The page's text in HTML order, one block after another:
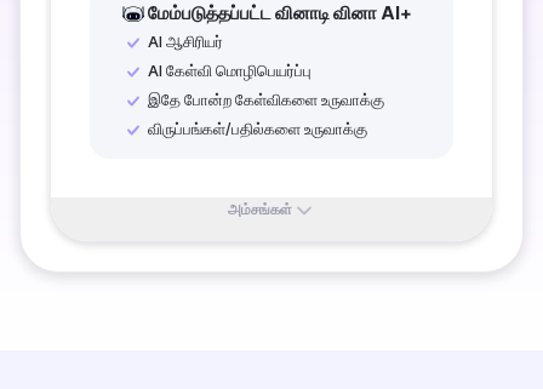
மேம்படுத்தப்பட்ட வினாடி வினா AI+
AI ஆசிரியர்
AI கேள்வி மொழிபெயர்ப்பு
இதே போன்ற கேள்விகளை உருவாக்கு
விருப்பங்கள்/பதில்களை உருவாக்கு
அம்சங்கள்